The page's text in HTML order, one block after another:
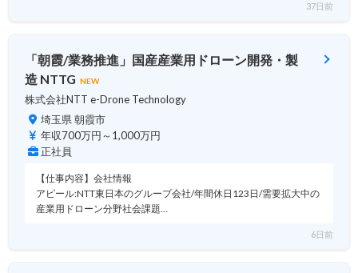
37日前
「朝霞/業務推進」国産産業用ドローン開発・製
造 NTTG NEW
株式会社NTT e-Drone Technology
埼玉県 朝霞市
年収700万円～1,000万円
正社員
【仕事内容】会社情報
アピール:NTT東日本のグループ会社/年間休日123日/需要拡大中の
産業用ドローン分野社会課題…
6日前